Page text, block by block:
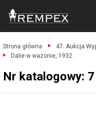
Strona główna
47. Aukcja
Dalie w wazonie, 1932.
Nr katalogowy: 7